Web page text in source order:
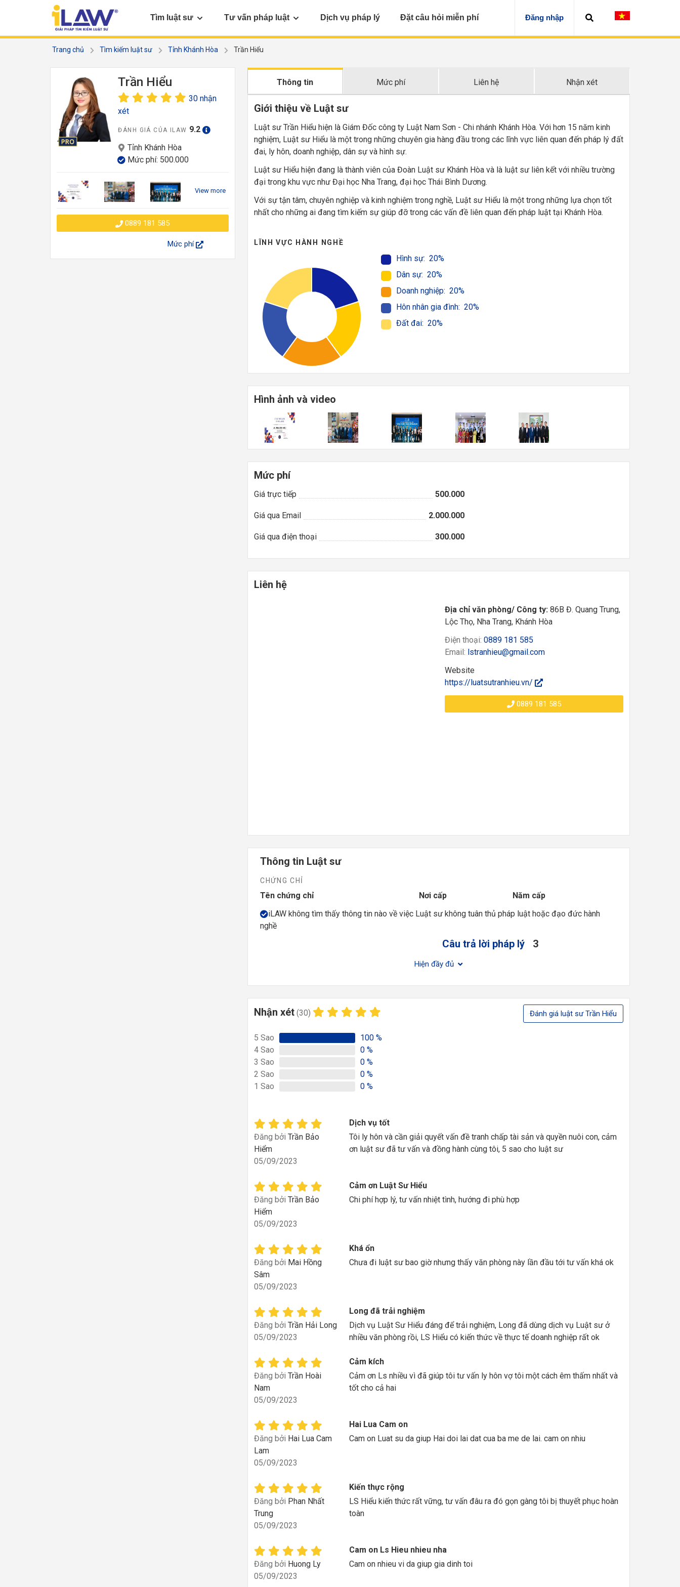
Tìm luật sư Tư vấn pháp luật Dịch vụ pháp lý Đặt câu hỏi miễn phí Đăng nhập
Trang chủ Tìm kiếm luật sư Tỉnh Khánh Hòa Trần Hiểu
Trần Hiểu
30 nhận
xét
ĐÁNH GIÁ CỦA ILAW 9.2
Tỉnh Khánh Hòa
Mức phí: 500.000
View more
0889 181 585
Mức phí
Thông tin Mức phí Liên hệ Nhận xét
Giới thiệu về Luật sư
Luật sư Trần Hiểu hiện là Giám Đốc công ty Luật Nam Sơn - Chi nhánh Khánh Hòa. Với hơn 15 năm kinh
nghiệm, Luật sư Hiểu là một trong những chuyên gia hàng đầu trong các lĩnh vực liên quan đến pháp lý đất
đai, ly hôn, doanh nghiệp, dân sự và hình sự.
Luật sư Hiểu hiện đang là thành viên của Đoàn Luật sư Khánh Hòa và là luật sư liên kết với nhiều trường
đại trong khu vực như Đại học Nha Trang, đại học Thái Bình Dương.
Với sự tận tâm, chuyên nghiệp và kinh nghiệm trong nghề, Luật sư Hiểu là một trong những lựa chọn tốt
nhất cho những ai đang tìm kiếm sự giúp đỡ trong các vấn đề liên quan đến pháp luật tại Khánh Hòa.
LĨNH VỰC HÀNH NGHỀ
Hình sự: 20%
Dân sự: 20%
Doanh nghiệp: 20%
Hôn nhân gia đình: 20%
Đất đai: 20%
Hình ảnh và video
Mức phí
Giá trực tiếp 500.000
Giá qua Email 2.000.000
Giá qua điện thoại 300.000
Liên hệ
Địa chỉ văn phòng/ Công ty: 86B Đ. Quang Trung,
Lộc Thọ, Nha Trang, Khánh Hòa
Điện thoại: 0889 181 585
Email: lstranhieu@gmail.com
Website
https://luatsutranhieu.vn/
0889 181 585
Thông tin Luật sư
CHỨNG CHỈ
Tên chứng chỉ Nơi cấp
Năm cấp
iLAW không tìm thấy thông tin nào về việc Luật sư không tuân thủ pháp luật hoặc đạo đức hành
nghề
Câu trả lời pháp lý 3
Hiện đầy đủ
Đánh giá luật sư Trần Hiểu
Nhận xét (30)
5 Sao 100 %
4 Sao 0 %
3 Sao 0 %
2 Sao 0 %
1 Sao 0 %
Dịch vụ tốt
Đăng bởi Trần Bảo
Hiểm
05/09/2023
Tôi ly hôn và cần giải quyết vấn đề tranh chấp tài sản và quyền nuôi con, cảm
ơn luật sư đã tư vấn và đồng hành cùng tôi, 5 sao cho luật sư
Cảm ơn Luật Sư Hiểu
Đăng bởi Trần Bảo
Hiểm
05/09/2023
Chi phí hợp lý, tư vấn nhiệt tình, hướng đi phù hợp
Khá ổn
Đăng bởi Mai Hồng
Sâm
05/09/2023
Chưa đi luật sư bao giờ nhưng thấy văn phòng này lần đầu tới tư vấn khá ok
Long đã trải nghiệm
Đăng bởi Trần Hải Long
05/09/2023
Dịch vụ Luật Sư Hiểu đáng để trải nghiệm, Long đã dùng dịch vụ Luật sư ở
nhiều văn phòng rồi, LS Hiểu có kiến thức về thực tế doanh nghiệp rất ok
Cảm kích
Đăng bởi Trần Hoài
Nam
05/09/2023
Cảm ơn Ls nhiều vì đã giúp tôi tư vấn ly hôn vợ tôi một cách êm thấm nhất và
tốt cho cả hai
Hai Lua Cam on
Đăng bởi Hai Lua Cam
Lam
05/09/2023
Cam on Luat su da giup Hai doi lai dat cua ba me de lai. cam on nhiu
Kiến thực rộng
Đăng bởi Phan Nhất
Trung
05/09/2023
LS Hiểu kiến thức rất vững, tư vấn đâu ra đó gọn gàng tôi bị thuyết phục hoàn
toàn
Cam on Ls Hieu nhieu nha
Đăng bởi Huong Ly
05/09/2023
Cam on nhieu vi da giup gia dinh toi